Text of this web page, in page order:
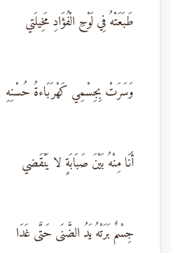
طَبَعَتْهُ فِي لَوْحِ الْفُؤَادِ مَخِيلَتي
وَسَرَتْ بِجِسْمِي كَهْرَبَاءةُ حُسْنِهِ
أَنَا مِنْهُ بَيْنَ صَبَابَةٍ لا يَنْقَضي
جِسْمٌ بَرَتْهُ يَدُ الضَّنَى حَتَّى غَدَا